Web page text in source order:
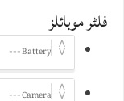
فلٹر موبائلز